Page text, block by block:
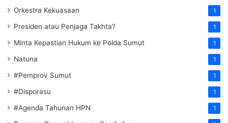
Orkestra Kekuasaan 1
Presiden atau Penjaga Takhta? 1
Minta Kepastian Hukum ke Polda Sumut 1
Natuna 1
#Pemprov Sumut 1
#Disporasu 1
#Agenda Tahunan HPN 1